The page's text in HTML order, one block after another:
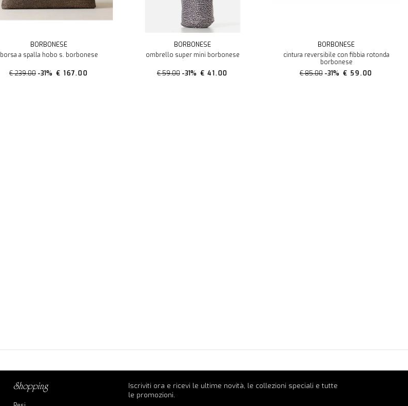
BORBONESE
borsa a spalla hobo s. borbonese
€ 239.00 -31% € 167.00
BORBONESE
ombrello super mini borbonese
€ 59.00 -31% € 41.00
BORBONESE
cintura reversibile con fibbia rotonda
borbonese
€ 85.00 -31% € 59.00
shopping
Iscriviti ora e ricevi le ultime novità, le collezioni speciali e tutte
le promozioni.